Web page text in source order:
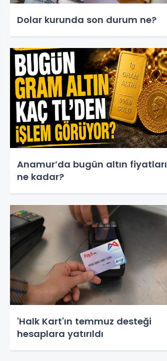
Dolar kurunda son durum ne?
Anamur’da bugün altın fiyatları
ne kadar?
'Halk Kart'ın temmuz desteği
hesaplara yatırıldı